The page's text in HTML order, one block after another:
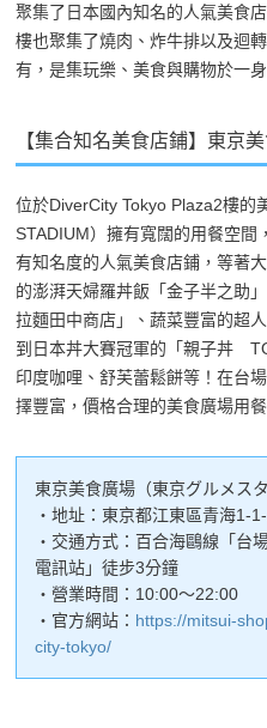
聚集了日本國內知名的人氣美食
樓也聚集了燒肉、炸牛排以及迴
有，是集玩樂、美食與購物於一
【集合知名美食店鋪】東京
位於DiverCity Tokyo Plaza2樓的
STADIUM）擁有寬闊的用餐空
有知名度的人氣美食店鋪，等著
的澎湃天婦羅丼飯「金子半之助
拉麵田中商店」、蔬菜豐富的超
到日本丼大賽冠軍的「親子丼
印度咖哩、舒芙蕾鬆餅等！在台
擇豐富，價格合理的美食廣場用餐
東京美食廣場（東京グルメスタ
・地址：東京都江東區青海1-
・交通方式：百合海鷗線「台
電訊站」徒步3分鐘
・營業時間：10:00～22:00
・官方網站： https://mitsui-
city-tokyo/